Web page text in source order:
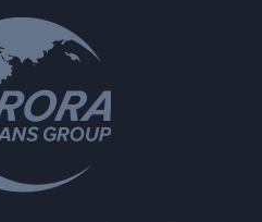
как держать
когда поставщиков
по своему графику.
несколько мелких отправок.
внутреннюю логистику.
сводит партии в одну